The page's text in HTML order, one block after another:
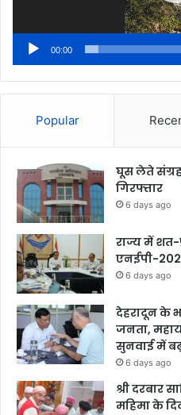
00:00
Popular
घूस लेते
गिरफ्तार
6 days ago
राज्य में शत-
एनईपी-
6 days ago
देहरादून के
जनता,
सुनवाई में
6 days ago
श्री दरबार
महिमा के